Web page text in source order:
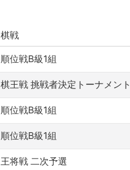
棋戦
順位戦B級1組
棋王戦 挑戦者決定トーナメント
順位戦B級1組
順位戦B級1組
王将戦 二次予選